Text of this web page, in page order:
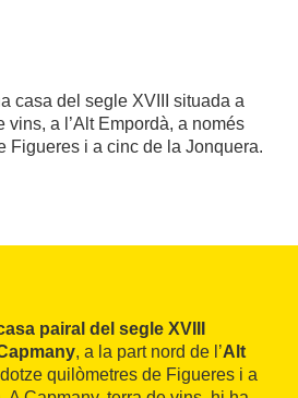
casa del segle XVIII situada a
vins, a l’Alt Empordà, a només
Figueres i a cinc de la Jonquera.
pairal del segle XVIII
, a la part nord de l’Alt
quilòmetres de Figueres i a